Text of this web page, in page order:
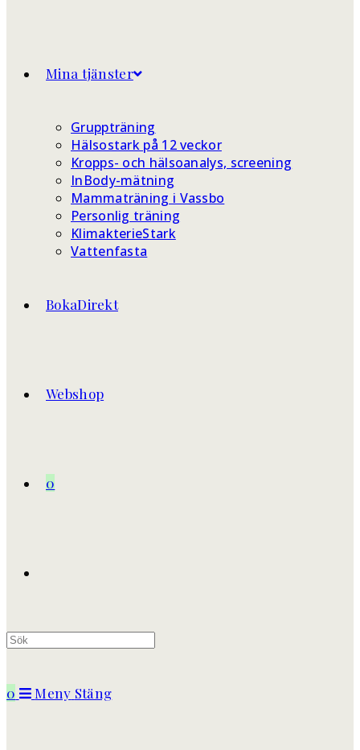
Mina tjänster
Gruppträning
Hälsostark på 12 veckor
Kropps- och hälsoanalys, screening
InBody-mätning
Mammaträning i Vassbo
Personlig träning
KlimakterieStark
Vattenfasta
BokaDirekt
Webshop
0
0 Meny Stäng